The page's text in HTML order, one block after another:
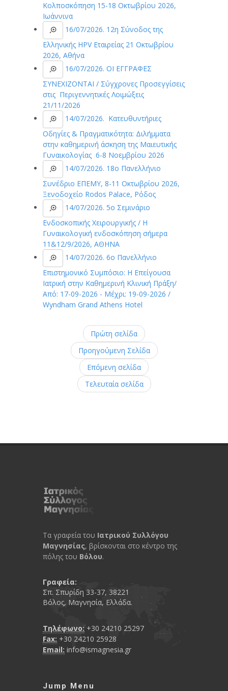
Κολποσκόπηση 15-18 Οκτωβρίου 2026,
Ιωάννινα
16/07/2026. 12η Σύνοδος της
Ελληνικής HPV Eταιρείας 21 Οκτωβρίου
2026, Αθήνα
16/07/2026. ΟΙ ΕΓΓΡΑΦΕΣ
ΣΥΝΕΧΙΖΟΝΤΑΙ / Σύγχρονες Προσεγγίσεις
στις Περιγεννητικές Λοιμώξεις
21/11/2026
14/07/2026. Κατευθυντήριες
Οδηγίες & Πραγματικότητα: Διλήμματα
στην καθημερινή άσκηση της Μαιευτικής
Γυναικολογίας 6-8 Νοεμβρίου 2026
14/07/2026. 18ο Πανελλήνιο
Συνέδριο ΕΠΕΜΥ, 8-11 Οκτωβρίου 2026,
Ξενοδοχείο Rodos Palace, Ρόδος
14/07/2026. 5ο Σεμινάριο
Ενδοσκοπικής Χειρουργικής / Η
Γυναικολογική ενδοσκόπηση σήμερα
11&12/9/2026, AΘΗΝΑ
14/07/2026. 6ο Πανελλήνιο
Επιστημονικό Συμπόσιο: Η Επείγουσα
Ιατρική στην Καθημερινή Κλινική Πράξη/
Από: 17-09-2026 - Μέχρι: 19-09-2026 /
Wyndham Grand Athens Hotel
Πρώτη σελίδα
Προηγούμενη Σελίδα
Επόμενη σελίδα
Τελευταία σελίδα
Τα γραφεία του Ιατρικού Συλλόγου
Μαγνησίας, βρίσκονται στο κέντρο της
πόλης του Βόλου.
Γραφεία:
Σπ. Σπυρίδη 33-37, 38221
Βόλος, Μαγνησία, Ελλάδα.
Τηλέφωνο:+30 24210 25297
Fax: +30 24210 25928
Email: info@ismagnesia.gr
Jump Menu